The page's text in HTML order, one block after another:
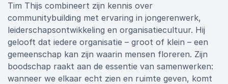
Tim Thijs combineert zijn kennis over
communitybuilding met ervaring in jongerenwerk,
leiderschapsontwikkeling en organisatiecultuur. Hij
gelooft dat iedere organisatie – groot of klein – een
gemeenschap kan zijn waarin mensen floreren. Zijn
boodschap raakt aan de essentie van samenwerken:
wanneer we elkaar echt zien en ruimte geven, komt